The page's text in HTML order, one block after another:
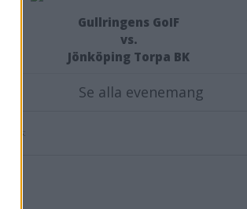
Gullringens GoIF
vs.
Jönköping Torpa BK
Se alla evenemang
Annons: